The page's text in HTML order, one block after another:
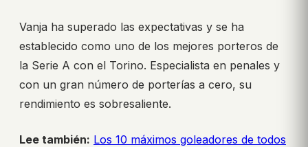
Vanja ha superado las expectativas y se ha
establecido como uno de los mejores porteros de
la Serie A con el Torino. Especialista en penales y
con un gran número de porterías a cero, su
rendimiento es sobresaliente.
Lee también: Los 10 máximos goleadores de todos